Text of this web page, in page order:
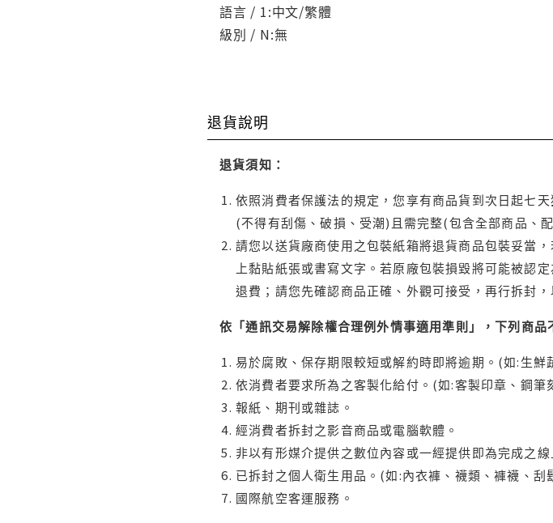
語言 / 1:中文/繁體
級別 / N:無
退貨說明
退貨須知：
依照消費者保護法的規定，您享有商品貨到次日起七
(不得有刮傷、破損、受潮)且需完整(包含全部商品、
請您以送貨廠商使用之包裝紙箱將退貨商品包裝妥當
上黏貼紙張或書寫文字。若原廠包裝損毀將可能被認
退費；請您先確認商品正確、外觀可接受，再行拆封
依「通訊交易解除權合理例外情事適用準則」，下列商
易於腐敗、保存期限較短或解約時即將逾期。(如:生
依消費者要求所為之客製化給付。(如:客製印章、鋼筆
報紙、期刊或雜誌。
經消費者拆封之影音商品或電腦軟體。
非以有形媒介提供之數位內容或一經提供即為完成之
已拆封之個人衛生用品。(如:內衣褲、襪類、褲襪、刮
國際航空客運服務。